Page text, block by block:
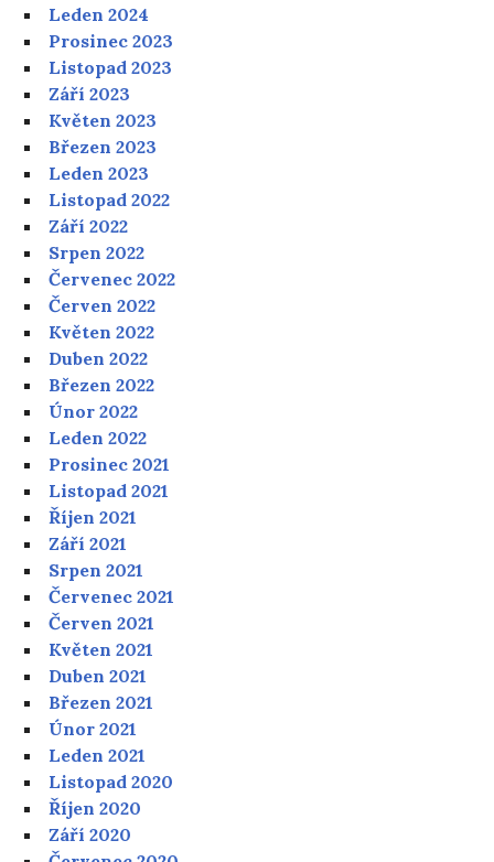
Leden 2024
Prosinec 2023
Listopad 2023
Září 2023
Květen 2023
Březen 2023
Leden 2023
Listopad 2022
Září 2022
Srpen 2022
Červenec 2022
Červen 2022
Květen 2022
Duben 2022
Březen 2022
Únor 2022
Leden 2022
Prosinec 2021
Listopad 2021
Říjen 2021
Září 2021
Srpen 2021
Červenec 2021
Červen 2021
Květen 2021
Duben 2021
Březen 2021
Únor 2021
Leden 2021
Listopad 2020
Říjen 2020
Září 2020